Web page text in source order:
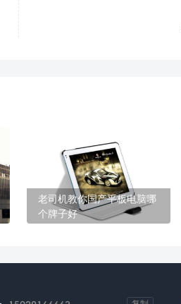
老司机教你国产平板电脑哪
个牌子好